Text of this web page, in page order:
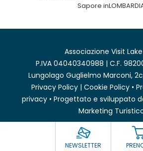
NEWSLETTER
Sapore
Associazione Visit
P.IVA 04040340988 | C.F.
Lungolago Guglielmo Marconi,
Privacy Policy | Cookie Policy •
privacy• Progettato e sviluppato
Marketing